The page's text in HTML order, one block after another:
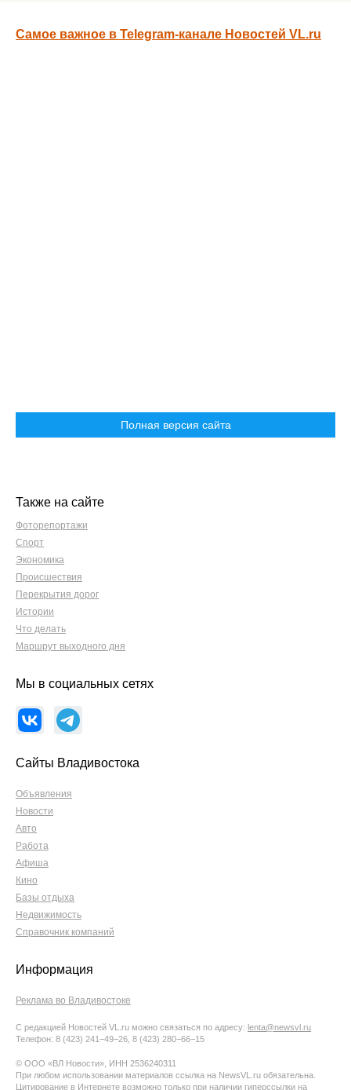
Самое важное в Telegram-канале Новостей VL.ru
Полная версия сайта
Также на сайте
Фоторепортажи
Спорт
Экономика
Происшествия
Перекрытия дорог
Истории
Что делать
Маршрут выходного дня
Мы в социальных сетях
Сайты Владивостока
Объявления
Новости
Авто
Работа
Афиша
Кино
Базы отдыха
Недвижимость
Справочник компаний
Информация
Реклама во Владивостоке
С редакцией Новостей VL.ru можно связаться по адресу: lenta@newsvl.ru
Телефон: 8 (423) 241−49−26, 8 (423) 280−66−15
© ООО «ВЛ Новости», ИНН 2536240311
При любом использовании материалов ссылка на NewsVL.ru обязательна.
Цитирование в Интернете возможно только при наличии гиперссылки на